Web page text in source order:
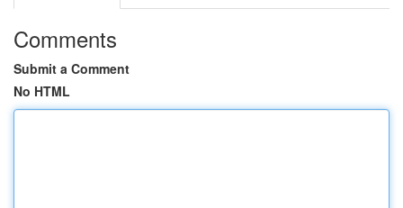
Comments
Submit a Comment
No HTML